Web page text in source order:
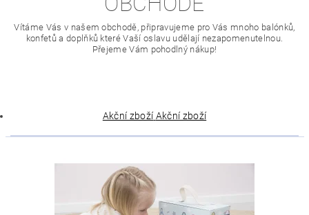
Vítáme Vás v našem obchodě, připravujeme pro Vás mnoho balónků,
konfetů a doplňků které Vaší oslavu udělají nezapomenutelnou.
Přejeme Vám pohodlný nákup!
Akční zboží Akční zboží